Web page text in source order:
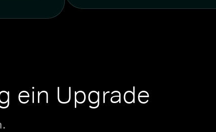
ein Upgrade